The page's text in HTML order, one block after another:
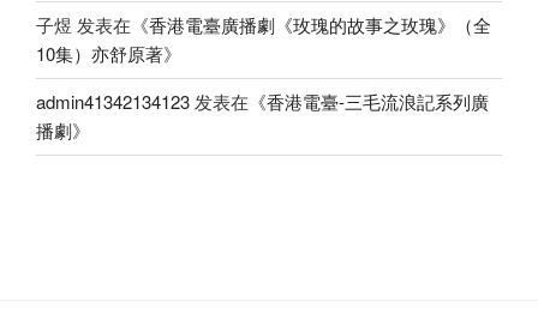
子煜 发表在《香港電臺廣播劇《玫瑰的故事之玫瑰》（全
10集）亦舒原著》
admin41342134123发表在《香港電臺-三毛流浪記系列廣
播劇》